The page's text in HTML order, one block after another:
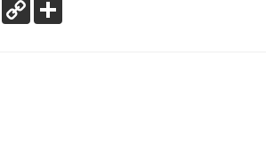
Link